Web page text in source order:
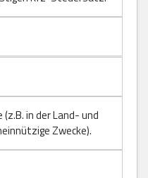
in der Land- und
Zwecke).